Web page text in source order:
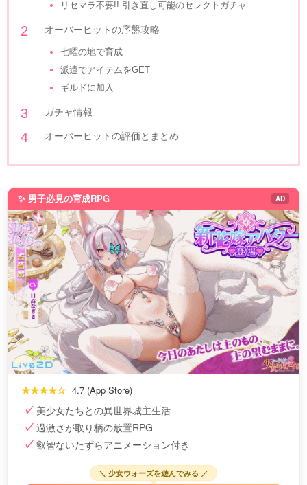
リセマラ不要!! 引き直し可能のセレクトガチャ
オーバーヒットの序盤攻略
七曜の地で育成
派遣でアイテムをGET
ギルドに加入
ガチャ情報
オーバーヒットの評価とまとめ
✨ 男子必見の育成RPG AD
★★★★☆ 4.7 (App Store)
美少女たちとの異世界城主生活
過激さが取り柄の放置RPG
叡智ないたずらアニメーション付き
＼ 少女ウォーズを遊んでみる ／